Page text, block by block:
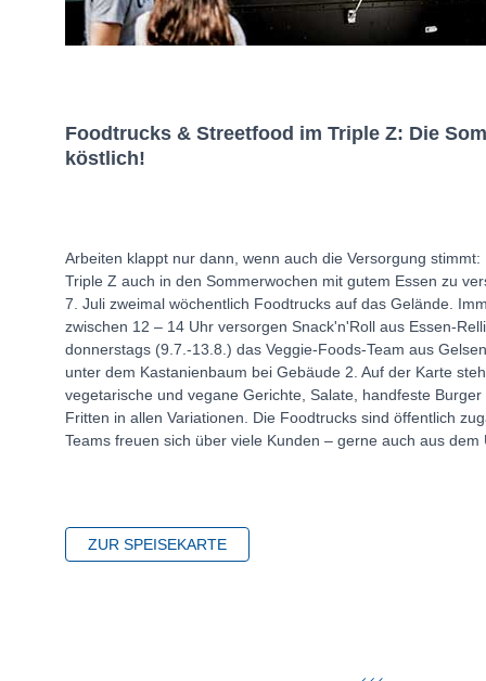
Foodtrucks & Streetfood im Triple Z: Die
köstlich!
Arbeiten klappt nur dann, wenn auch die Versorgung stimmt:
Triple Z auch in den Sommerwochen mit gutem Essen zu
7. Juli zweimal wöchentlich Foodtrucks auf das Gelände.
zwischen 12 – 14 Uhr versorgen Snack'n'Roll aus Essen-
donnerstags (9.7.-13.8.) das Veggie-Foods-Team aus
unter dem Kastanienbaum bei Gebäude 2. Auf der Karte
vegetarische und vegane Gerichte, Salate, handfeste
Fritten in allen Variationen. Die Foodtrucks sind öffentlich
Teams freuen sich über viele Kunden – gerne auch aus dem
ZUR SPEISEKARTE